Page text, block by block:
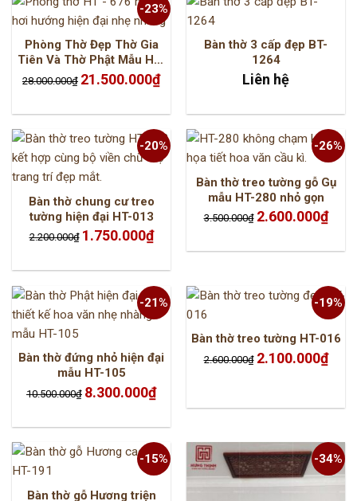
-23%
Phòng Thờ Đẹp Thờ Gia
Tiên Và Thờ Phật Mẫu HT-
676
28.000.000₫ Giá
gốc
21.500.000₫Giá
hiện
21.500.000₫.
Bàn thờ 3 cấp đẹp BT-
1264
Liên hệ
-20%
Bàn thờ chung cư treo
tường hiện đại HT-013
2.200.000₫ Giá
gốc
1.750.000₫Giá
hiện
1.750.000₫.
-26%
Bàn thờ treo tường gỗ Gụ
mẫu HT-280 nhỏ gọn
3.500.000₫ Giá
gốc
2.600.000₫Giá
hiện
-21%
Bàn thờ đứng nhỏ hiện đại
mẫu HT-105
10.500.000₫ Giá
gốc
8.300.000₫Giá
hiện
8.300.000₫.
-19%
Bàn thờ treo tường HT-016
2.600.000₫ Giá
gốc
2.100.000₫Giá
hiện
-15%
Bàn thờ gỗ Hương triện
-34%